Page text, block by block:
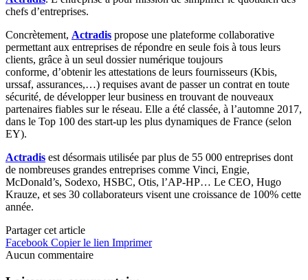
chefs d’entreprises.
Concrètement, Actradis propose une plateforme collaborative
permettant aux entreprises de répondre en seule fois à tous leurs
clients, grâce à un seul dossier numérique toujours
conforme, d’obtenir les attestations de leurs fournisseurs (Kbis,
urssaf, assurances,…) requises avant de passer un contrat en toute
sécurité, de développer leur business en trouvant de nouveaux
partenaires fiables sur le réseau. Elle a été classée, à l’automne 2017,
dans le Top 100 des start-up les plus dynamiques de France (selon
EY).
Actradis est désormais utilisée par plus de 55 000 entreprises dont
de nombreuses grandes entreprises comme Vinci, Engie,
McDonald’s, Sodexo, HSBC, Otis, l’AP-HP… Le CEO, Hugo
Krauze, et ses 30 collaborateurs visent une croissance de 100% cette
année.
Partager cet article
Facebook Copier le lien Imprimer
Aucun commentaire